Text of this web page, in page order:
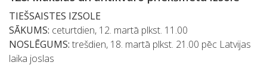
TIEŠSAISTES IZSOLE
SĀKUMS: ceturtdien, 12. martā plkst. 11.00
NOSLĒGUMS: trešdien, 18. martā plkst. 21.00 pēc Latvijas
laika joslas